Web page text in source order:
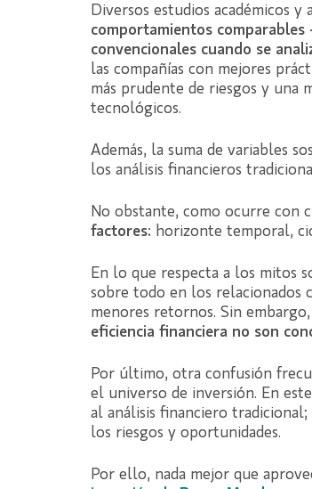
Diversos estudios académicos y
comportamientos
convencionales cuando se
las compañías con mejores
más prudente de riesgos y una
tecnológicos.
Además, la suma de variables
los análisis financieros
No obstante, como ocurre con
factores: horizonte temporal,
En lo que respecta a los mitos
sobre todo en los relacionados
menores retornos. Sin
eficiencia financiera no son
Por último, otra confusión
el universo de inversión. En
al análisis financiero
los riesgos y oportunidades.
Por ello, nada mejor que